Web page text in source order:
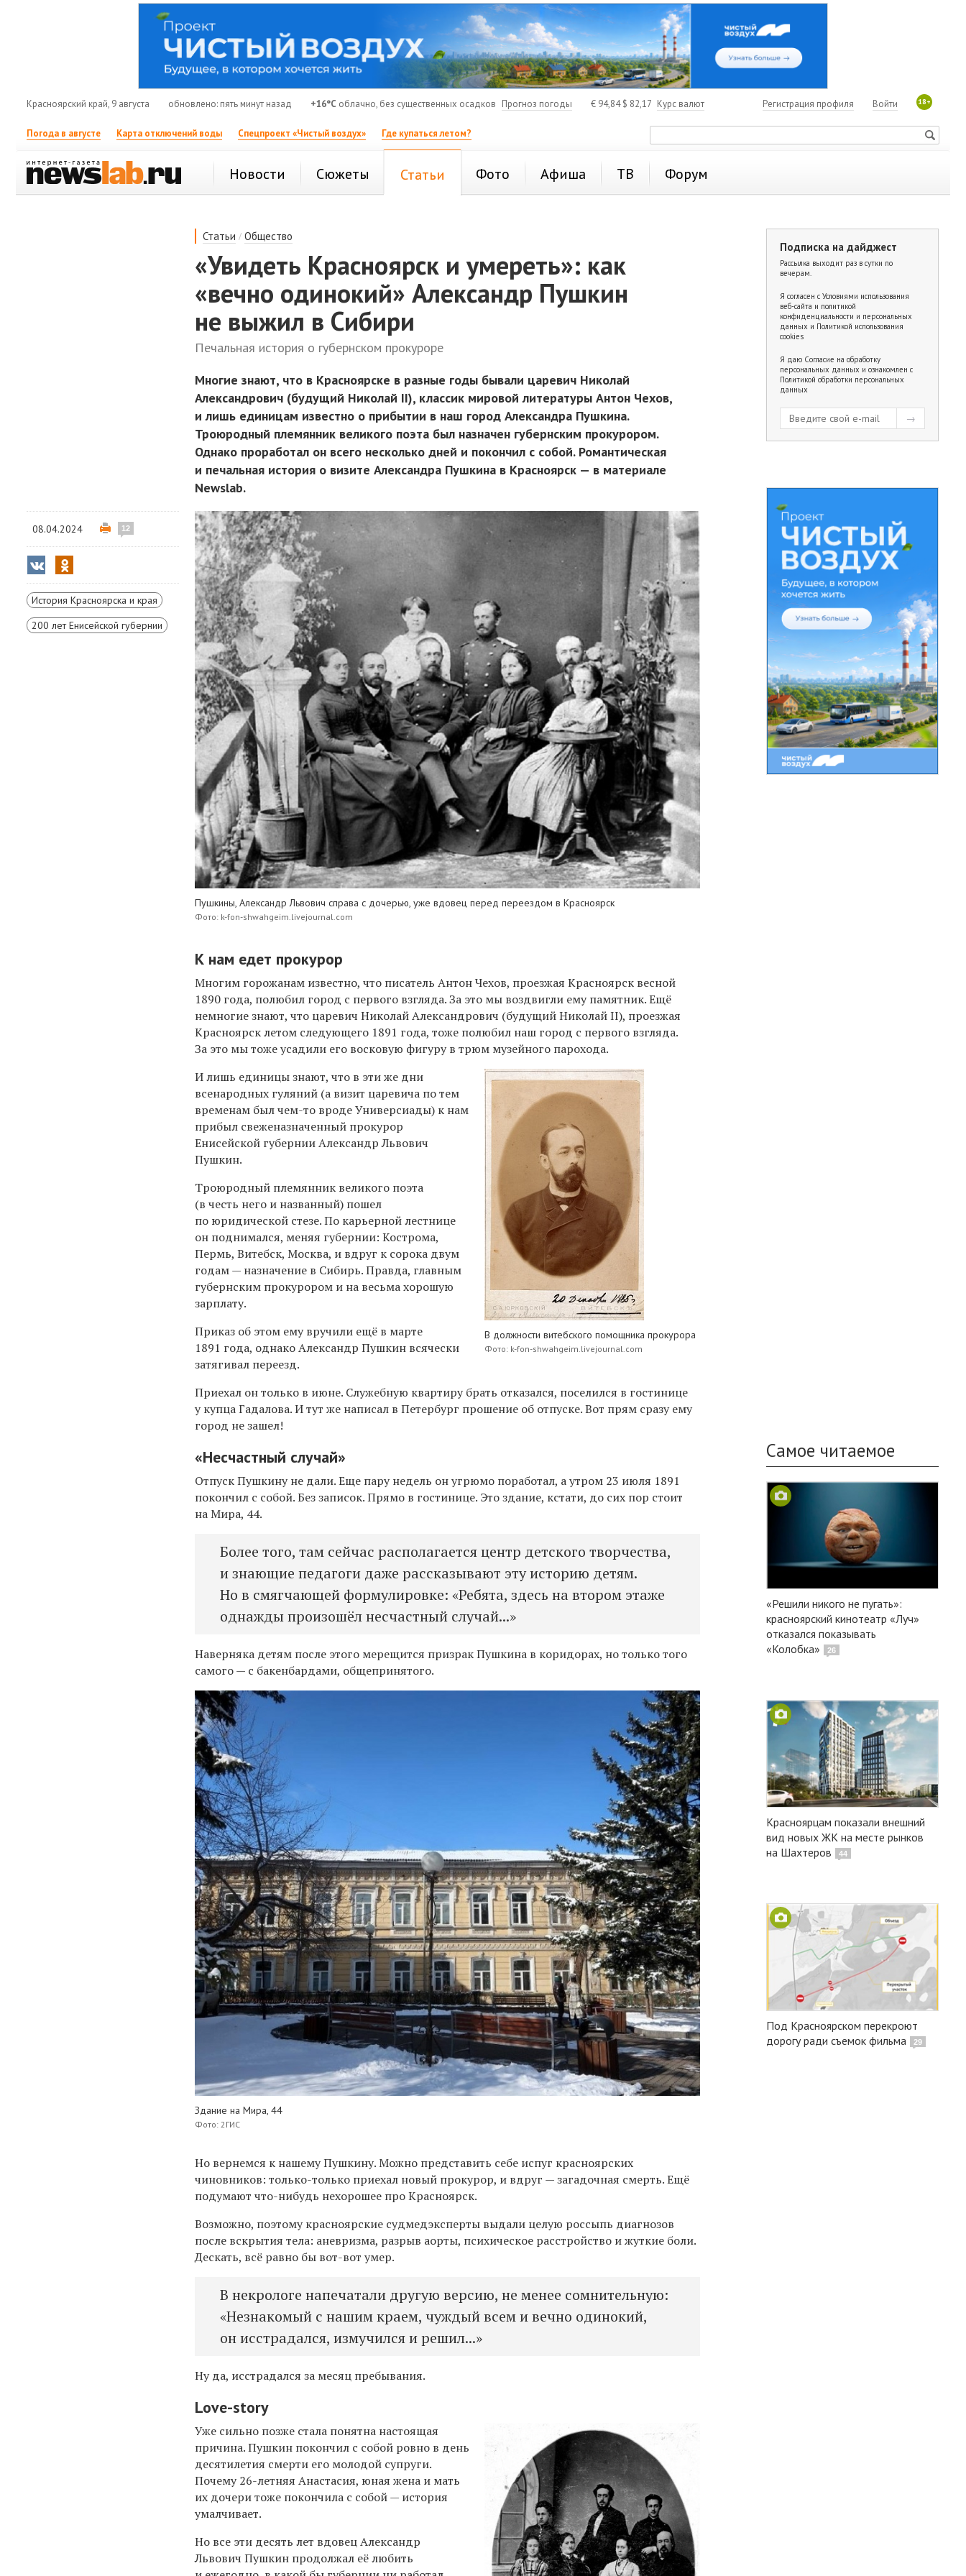
Красноярский край, 9 августа обновлено: пять минут назад +16°C облачно, без существенных осадков Прогноз погоды € 94,84$ 82,17 Курс валют 18+
Войти
Регистрация профиля
Погода в августе Карта отключений воды Спецпроект «Чистый воздух» Где купаться летом?
Новости Сюжеты Статьи Фото Афиша ТВ Форум
Статьи /Общество
«Увидеть Красноярск и умереть»: как
«вечно одинокий» Александр Пушкин
не выжил в Сибири
Печальная история о губернском прокуроре
Многие знают, что в Красноярске в разные годы бывали царевич Николай
Александрович (будущий Николай II), классик мировой литературы Антон Чехов,
и лишь единицам известно о прибытии в наш город Александра Пушкина.
Троюродный племянник великого поэта был назначен губернским прокурором.
Однако проработал он всего несколько дней и покончил с собой. Романтическая
и печальная история о визите Александра Пушкина в Красноярск — в материале
Newslab.
08.04.2024 12
История Красноярска и края
200 лет Енисейской губернии
Пушкины, Александр Львович справа с дочерью, уже вдовец перед переездом в Красноярск
Фото: k-fon-shwahgeim.livejournal.com
К нам едет прокурор
Многим горожанам известно, что писатель Антон Чехов, проезжая Красноярск весной
1890 года, полюбил город с первого взгляда. За это мы воздвигли ему памятник. Ещё
немногие знают, что царевич Николай Александрович (будущий НиколайII), проезжая
Красноярск летом следующего 1891 года, тоже полюбил наш город с первого взгляда.
За это мы тоже усадили его восковую фигуру в трюм музейного парохода.
В должности витебского помощника прокурора
Фото: k-fon-shwahgeim.livejournal.com
И лишь единицы знают, что в эти же дни
всенародных гуляний (а визит царевича по тем
временам был чем-то вроде Универсиады) к нам
прибыл свеженазначенный прокурор
Енисейской губернии Александр Львович
Пушкин.
Троюродный племянник великого поэта
(в честь него и названный) пошел
по юридической стезе. По карьерной лестнице
он поднимался, меняя губернии: Кострома,
Пермь, Витебск, Москва, и вдруг к сорока двум
годам — назначение в Сибирь. Правда, главным
губернским прокурором и на весьма хорошую
зарплату.
Приказ об этом ему вручили ещё в марте
1891 года, однако Александр Пушкин всячески
затягивал переезд.
Приехал он только в июне. Служебную квартиру брать отказался, поселился в гостинице
у купца Гадалова. И тут же написал в Петербург прошение об отпуске. Вот прям сразу ему
город не зашел!
«Несчастный случай»
Отпуск Пушкину не дали. Еще пару недель он угрюмо поработал, а утром 23 июля 1891
покончил с собой. Без записок. Прямо в гостинице. Это здание, кстати, до сих пор стоит
на Мира, 44.
Более того, там сейчас располагается центр детского творчества,
и знающие педагоги даже рассказывают эту историю детям.
Но в смягчающей формулировке: «Ребята, здесь на втором этаже
однажды произошёл несчастный случай...»
Наверняка детям после этого мерещится призрак Пушкина в коридорах, но только того
самого — с бакенбардами, общепринятого.
Здание на Мира, 44
Фото: 2ГИС
Но вернемся к нашему Пушкину. Можно представить себе испуг красноярских
чиновников: только-только приехал новый прокурор, и вдруг — загадочная смерть. Ещё
подумают что-нибудь нехорошее про Красноярск.
Возможно, поэтому красноярские судмедэксперты выдали целую россыпь диагнозов
после вскрытия тела: аневризма, разрыв аорты, психическое расстройство и жуткие боли.
Дескать, всё равно бы вот-вот умер.
В некрологе напечатали другую версию, не менее сомнительную:
«Незнакомый с нашим краем, чуждый всем и вечно одинокий,
он исстрадался, измучился и решил...»
Ну да, исстрадался за месяц пребывания.
Love-story
Уже сильно позже стала понятна настоящая
причина. Пушкин покончил с собой ровно в день
десятилетия смерти его молодой супруги.
Почему 26-летняя Анастасия, юная жена и мать
их дочери тоже покончила с собой — история
умалчивает.
Но все эти десять лет вдовец Александр
Львович Пушкин продолжал её любить
Подписка на дайджест
Рассылка выходит раз в сутки по
вечерам.
Я согласен с Условиями использования
веб-сайта и политикой
конфиденциальности и персональных
данных и Политикой использования
cookies
Я даю Согласие на обработку
персональных данных и ознакомлен с
Политикой обработки персональных
данных
Самое читаемое
«Решили никого не пугать»:
красноярский кинотеатр «Луч»
отказался показывать
«Колобка»
26
Красноярцам показали внешний
вид новых ЖК на месте рынков
на Шахтеров
44
Под Красноярском перекроют
дорогу ради съемок фильма
29